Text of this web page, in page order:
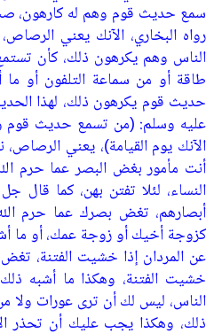
سمع حديث قوم وهم له كارهون، صب
رواه البخاري، الآنك يعني
الناس وهم يكرهون ذلك، كأن
طاقة أو من سماعة التلفون أو
حديث قوم يكرهون ذلك، لهذا
عليه وسلم: (من تسمع حديث قوم
الآنك يوم القيامة)، يعني الرصاص،
أنت مأمور بغض البصر عما حرم
النساء، لئلا تفتن بهن، كما قال
أبصارهم، تغض بصرك عما حرم
كزوجة أخيك أو زوجة عمك، أو ما
عن المردان إذا خشيت الفتنة،
خشيت الفتنة، وهكذا ما أشبه
الناس، ليس لك أن ترى عورات ولا
ذلك، وهكذا يجب عليك أن تحذر